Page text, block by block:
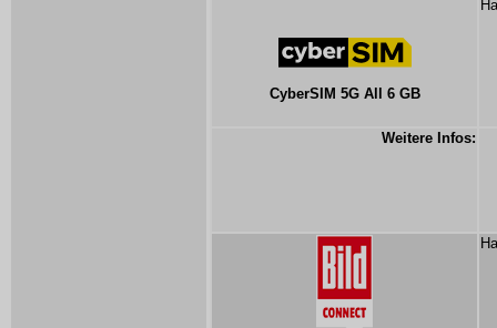
CyberSIM 5G All 6 GB
Weitere Infos: